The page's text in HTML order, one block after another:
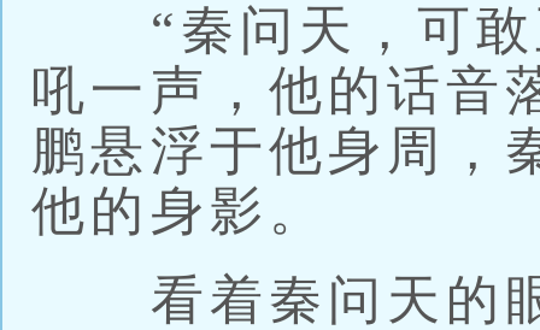
“秦问天，可敢
吼一声，他的话音
鹏悬浮于他身周，
他的身影。
看着秦问天的眼